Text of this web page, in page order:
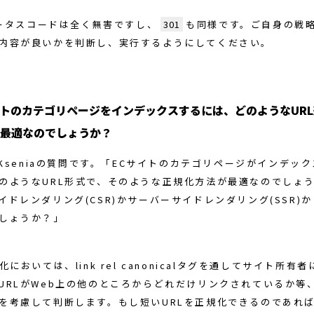
タスコードは全く無害ですし、 301
も同様です。ご自身の戦
容が良いかを判断し、実行するようにしてください。
のカテゴリページをインデックスするには、どのような
適なのでしょうか？
の質問です。「ECサイトのカテゴリページがインデッ
ようなURL形式で、そのような正規化方法が最適なのでしょ
ドレンダリング(CSR)かサーバーサイドレンダリング(SSR)
ょうか？」
においては、link rel canonicalタグを通してサイト所有者
がWeb上の他のところからどれだけリンクされているか等
考慮して判断します。もし短いURLを正規化できるのであれ